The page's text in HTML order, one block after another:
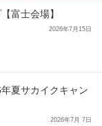
富士会場】
2026年7月15日
夏サカイクキャン
2026年7月 7日